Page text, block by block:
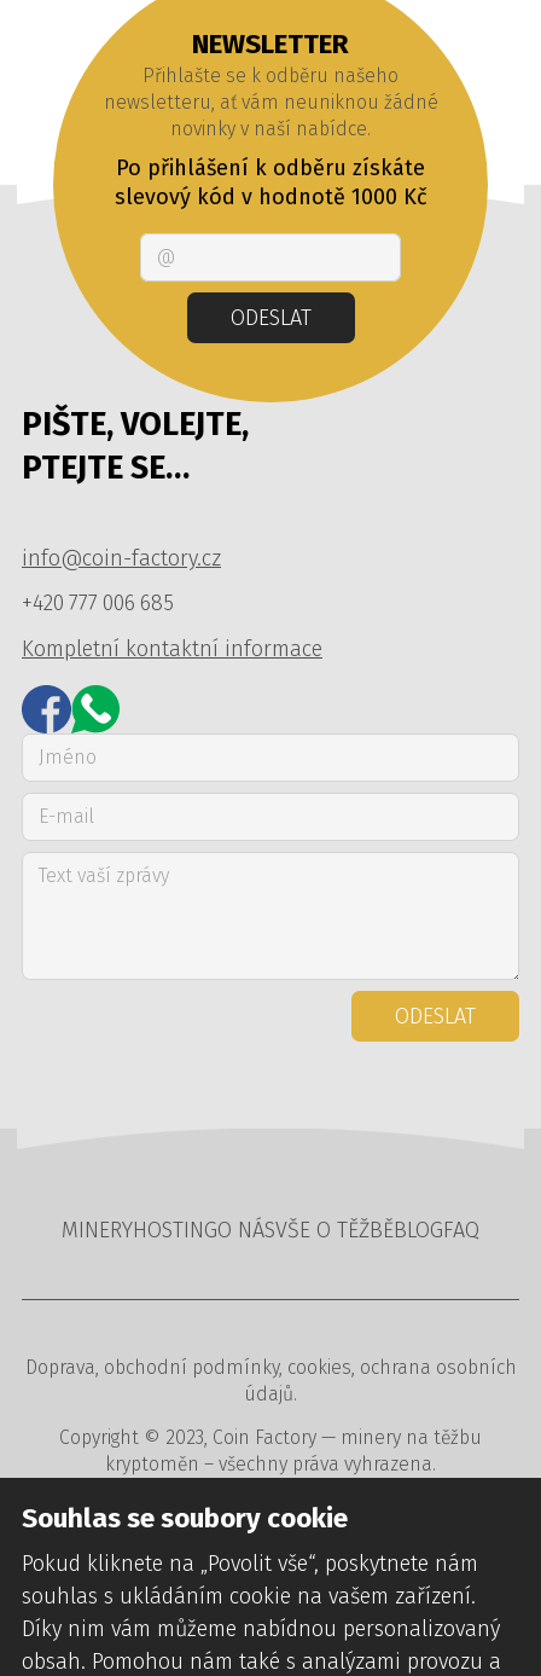
PIŠTE, VOLEJTE,
PTEJTE SE…
info@coin-factory.cz
+420 777 006 685
Kompletní kontaktní informace
NEWSLETTER
Přihlašte se k odběru našeho
newsletteru, ať vám neuniknou žádné
novinky v naší nabídce.
Po přihlášení k odběru získáte
slevový kód v hodnotě 1000 Kč
ODESLAT
ODESLAT
MINERYHOSTINGO NÁSVŠE O TĚŽBĚBLOGFAQ
Doprava, obchodní podmínky, cookies, ochrana osobních
údajů.
Copyright © 2023, Coin Factory — minery na těžbu
kryptoměn – všechny práva vyhrazena.
Tvorba www stránek
redakční a rezervační systémy
webdesign digitální agentura CREATION.CZ
Souhlas se soubory cookie
Pokud kliknete na „Povolit vše“, poskytnete nám
souhlas s ukládáním cookie na vašem zařízení.
Díky nim vám můžeme nabídnou personalizovaný
obsah. Pomohou nám také s analýzami provozu a